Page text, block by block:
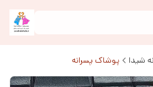
شیدا پوشاک پسرانه